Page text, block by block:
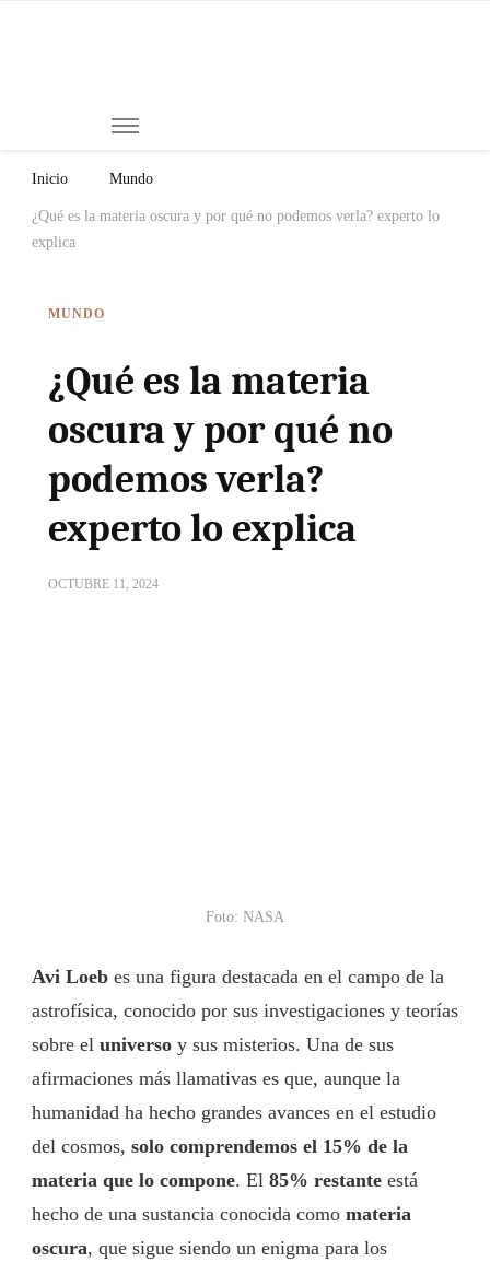
Inicio Mundo
¿Qué es la materia oscura y por qué no podemos verla? experto lo
explica
MUNDO
¿Qué es la materia
oscura y por qué no
podemos verla?
experto lo explica
OCTUBRE 11, 2024
Foto: NASA
Avi Loeb es una figura destacada en el campo de la
astrofísica, conocido por sus investigaciones y teorías
sobre el universo y sus misterios. Una de sus
afirmaciones más llamativas es que, aunque la
humanidad ha hecho grandes avances en el estudio
del cosmos, solo comprendemos el 15% de la
materia que lo compone. El 85% restante está
hecho de una sustancia conocida como materia
oscura, que sigue siendo un enigma para los